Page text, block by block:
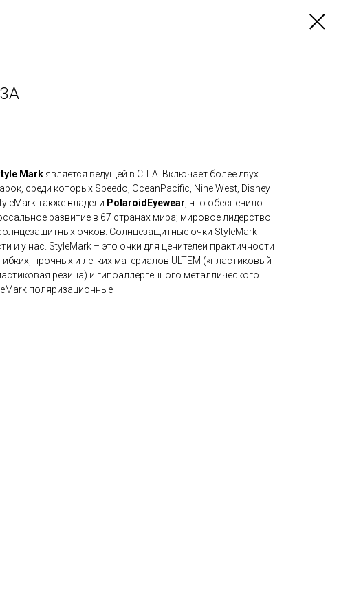
Mark является ведущей в США. Включает более двух
среди которых Speedo, OceanPacific, Nine West, Disney
также владели PolaroidEyewear, что обеспечило
развитие в 67 странах мира; мировое лидерство
очков. Солнцезащитные очки StyleMark
и у нас. StyleMark – это очки для ценителей практичности
прочных и легких материалов ULTEM («пластиковый
резина) и гипоаллергенного металлического
поляризационные